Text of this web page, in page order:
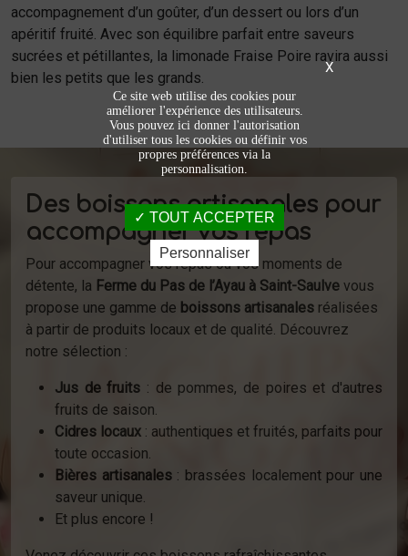
accompagnement d’un goûter, d’un dessert ou lors d’un
apéritif fruité. Avec son équilibre parfait entre saveurs
sucrées et pétillantes, la limonade Fraise Poire ravira aussi
bien les petits que les grands.
Des boissons artisanales pour
accompagner vos repas
Pour accompagner vos repas ou vos moments de
détente, la Ferme du Pas de l’Ayau à Saint-Saulve vous
propose une gamme de boissons artisanales réalisées
à partir de produits locaux et de qualité. Découvrez
notre sélection :
Jus de fruits : de pommes, de poires et d'autres
fruits de saison.
Cidres locaux : authentiques et fruités, parfaits pour
toute occasion.
Bières artisanales: brassées localement pour une
saveur unique.
Et plus encore !
X
Ce site web utilise des cookies pour
améliorer l'expérience des utilisateurs.
Vous pouvez ici donner l'autorisation
d'utiliser tous les cookies ou définir vos
propres préférences via la
personnalisation.
TOUT ACCEPTER
Personnaliser